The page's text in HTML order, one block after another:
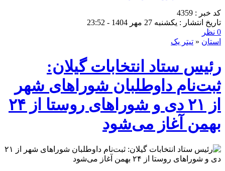
کد خبر : 4359
تاریخ انتشار : یکشنبه 27 مهر 1404 - 23:52
0 نظر
استان « تیتر یک
رئیس ستاد انتخابات گیلان:
ثبت‌نام داوطلبان شوراهای شهر
از ۲۱ دی و شوراهای روستا از ۲۴
بهمن آغاز می‌شود